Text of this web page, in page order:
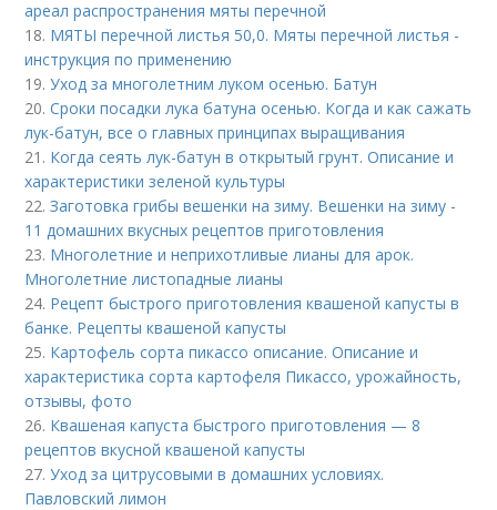
ареал распространения мяты перечной
18. МЯТЫ перечной листья 50,0. Мяты перечной листья -
инструкция по применению
19.Уход за многолетним луком осенью. Батун
20.Сроки посадки лука батуна осенью. Когда и как сажать
лук-батун, все о главных принципах выращивания
21. Когда сеять лук-батун в открытый грунт. Описание и
характеристики зеленой культуры
22.Заготовка грибы вешенки на зиму. Вешенки на зиму -
11 домашних вкусных рецептов приготовления
23. Многолетние и неприхотливые лианы для арок.
Многолетние листопадные лианы
24. Рецепт быстрого приготовления квашеной капусты в
банке. Рецепты квашеной капусты
25. Картофель сорта пикассо описание. Описание и
характеристика сорта картофеля Пикассо, урожайность,
отзывы, фото
26. Квашеная капуста быстрого приготовления — 8
рецептов вкусной квашеной капусты
27.Уход за цитрусовыми в домашних условиях.
Павловский лимон